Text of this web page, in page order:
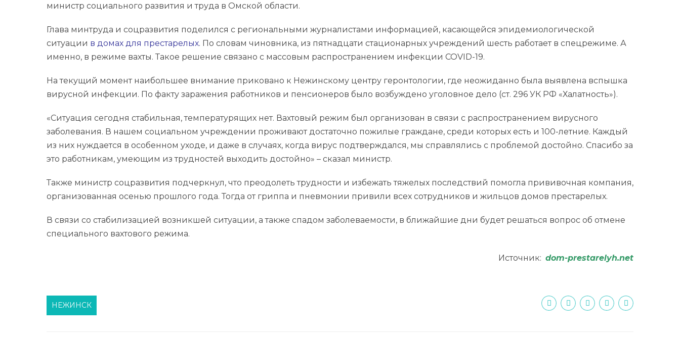
министр социального развития и труда в Омской области.
Глава минтруда и соцразвития поделился с региональными журналистами информацией, касающейся эпидемиологической
ситуации в домах для престарелых. По словам чиновника, из пятнадцати стационарных учреждений шесть работает в спецрежиме. А
именно, в режиме вахты. Такое решение связано с массовым распространением инфекции COVID-19.
На текущий момент наибольшее внимание приковано к Нежинскому центру геронтологии, где неожиданно была выявлена вспышка
вирусной инфекции. По факту заражения работников и пенсионеров было возбуждено уголовное дело (ст. 296 УК РФ «Халатность»).
«Ситуация сегодня стабильная, температурящих нет. Вахтовый режим был организован в связи с распространением вирусного
заболевания. В нашем социальном учреждении проживают достаточно пожилые граждане, среди которых есть и 100-летние. Каждый
из них нуждается в особенном уходе, и даже в случаях, когда вирус подтверждался, мы справлялись с проблемой достойно. Спасибо за
это работникам, умеющим из трудностей выходить достойно» – сказал министр.
Также министр соцразвития подчеркнул, что преодолеть трудности и избежать тяжелых последствий помогла прививочная компания,
организованная осенью прошлого года. Тогда от гриппа и пневмонии привили всех сотрудников и жильцов домов престарелых.
В связи со стабилизацией возникшей ситуации, а также спадом заболеваемости, в ближайшие дни будет решаться вопрос об отмене
специального вахтового режима.
Источник: dom-prestarelyh.net
НЕЖИНСК